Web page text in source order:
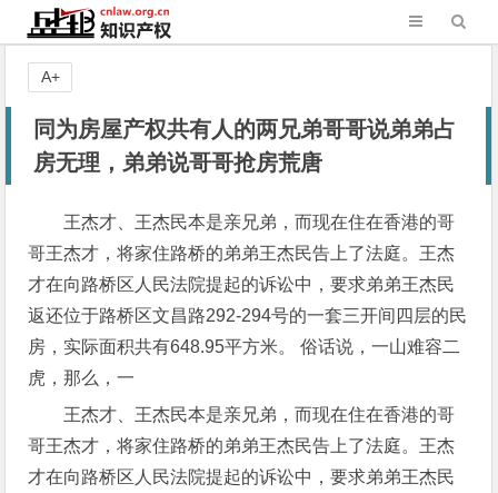
同为房屋产权共有人的两兄弟哥哥说弟弟占
房无理，弟弟说哥哥抢房荒唐
王杰才、王杰民本是亲兄弟，而现在住在香港的哥
哥王杰才，将家住路桥的弟弟王杰民告上了法庭。王杰
才在向路桥区人民法院提起的诉讼中，要求弟弟王杰民
返还位于路桥区文昌路292-294号的一套三开间四层的民
房，实际面积共有648.95平方米。 俗话说，一山难容二
虎，那么，一
王杰才、王杰民本是亲兄弟，而现在住在香港的哥
哥王杰才，将家住路桥的弟弟王杰民告上了法庭。王杰
才在向路桥区人民法院提起的诉讼中，要求弟弟王杰民
A+